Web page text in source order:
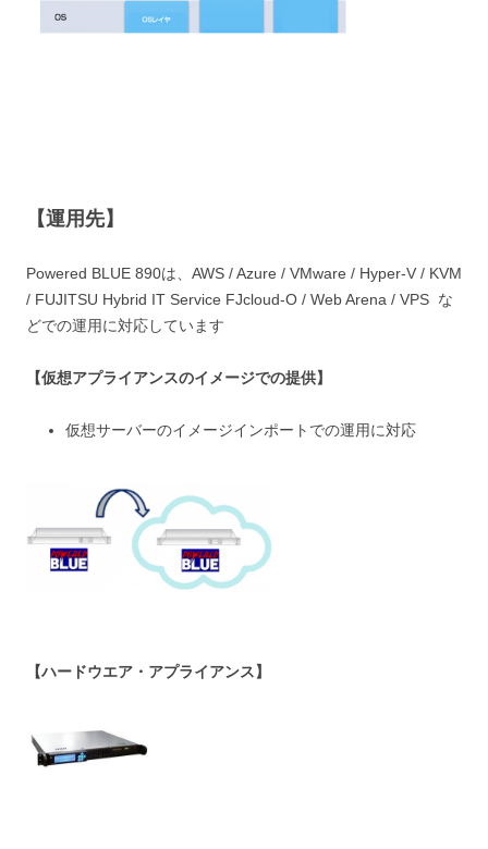
【運用先】
Powered BLUE 890は、AWS / Azure / VMware / Hyper-V / KVM
/ FUJITSU Hybrid IT Service FJcloud-O / Web Arena / VPS な
どでの運用に対応しています
【仮想アプライアンスのイメージでの提供】
仮想サーバーのイメージインポートでの運用に対応
【ハードウエア・アプライアンス】